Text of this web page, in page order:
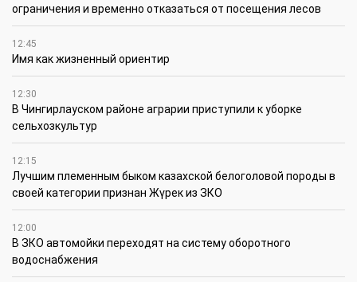
ограничения и временно отказаться от посещения лесов
12:45
Имя как жизненный ориентир
12:30
В Чингирлауском районе аграрии приступили к уборке
сельхозкультур
12:15
Лучшим племенным быком казахской белоголовой породы в
своей категории признан Жүрек из ЗКО
12:00
В ЗКО автомойки переходят на систему оборотного
водоснабжения